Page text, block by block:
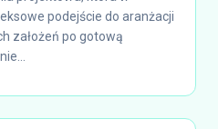
podejście do aranżacji
założeń po gotową